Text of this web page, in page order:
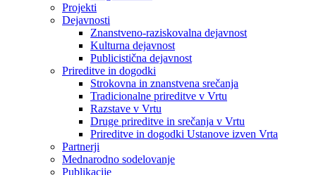
Projekti
Dejavnosti
Znanstveno-raziskovalna dejavnost
Kulturna dejavnost
Publicistična dejavnost
Prireditve in dogodki
Strokovna in znanstvena srečanja
Tradicionalne prireditve v Vrtu
Razstave v Vrtu
Druge prireditve in srečanja v Vrtu
Prireditve in dogodki Ustanove izven Vrta
Partnerji
Mednarodno sodelovanje
Publikacije